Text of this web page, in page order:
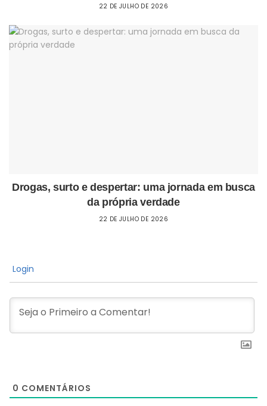
22 DE JULHO DE 2026
Drogas, surto e despertar: uma jornada em busca
da própria verdade
22 DE JULHO DE 2026
Login
0 COMENTÁRIOS